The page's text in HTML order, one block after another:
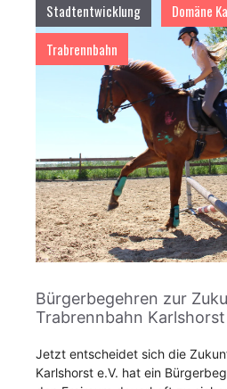
Stadtentwicklung
Domäne
Trabrennbahn
Bürgerbegehren zur
Trabrennbahn
Jetzt entscheidet sich die
Karlshorst e.V. hat ein